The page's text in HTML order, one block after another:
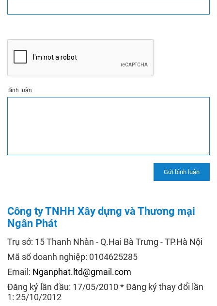
Bình luận
Công ty TNHH Xây dựng và Thương mại
Ngân Phát
Trụ sở: 15 Thanh Nhàn - Q.Hai Bà Trưng - TP.Hà Nội
Mã số doanh nghiệp: 0104625285
Email: Nganphat.ltd@gmail.com
Đăng ký lần đầu: 17/05/2010 * Đăng ký thay đổi lần
1: 25/10/2012